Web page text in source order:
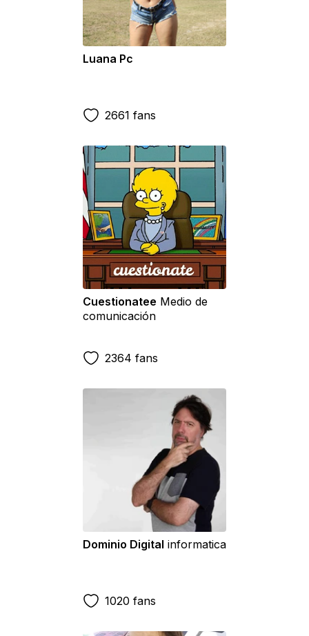
Luana Pc
2661 fans
Cuestionatee Medio de
comunicación
2364 fans
Dominio Digital informatica
1020 fans